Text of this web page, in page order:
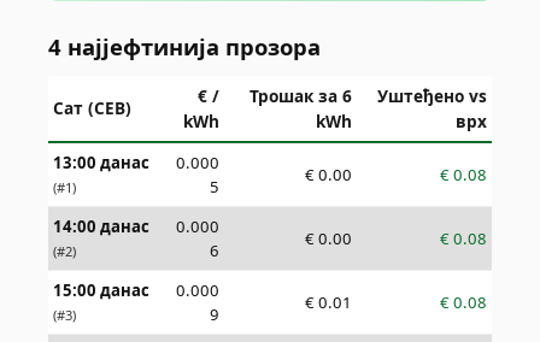
4 најјефтинија прозора
Сат (СЕВ)
€ /
kWh
Трошак за 6
kWh
Уштеђено vs
врх
13:00 данас
(#1)
0.000
5
€0.00 €0.08
14:00 данас
(#2)
0.000
6
€ 0.00 €0.08
15:00 данас
(#3)
0.000
9
€0.01 €0.08